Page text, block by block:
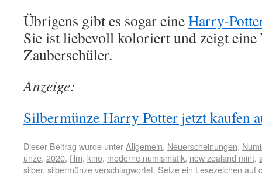
Übrigens gibt es sogar eineHarry-
Sie ist liebevoll koloriert und zeigt
Zauberschüler.
Anzeige:
Silbermünze Harry Potter jetzt kaufen
Dieser Beitrag wurde unterAllgemein, Neuerscheinungen,
unze, 2020, film, kino, moderne numismatik, new zealand mint,
silber, silbermünzeverschlagwortet. Setze ein Lesezeichen auf